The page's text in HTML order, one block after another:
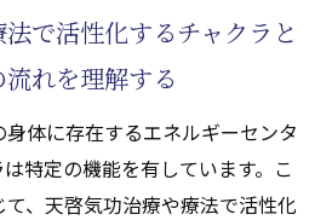
で活性化するチャクラと
れを理解する
体に存在するエネルギーセンタ
特定の機能を有しています。こ
、天啓気功治療や療法で活性化